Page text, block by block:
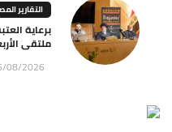
التقارير
برعاية
ملتقى
08/2026